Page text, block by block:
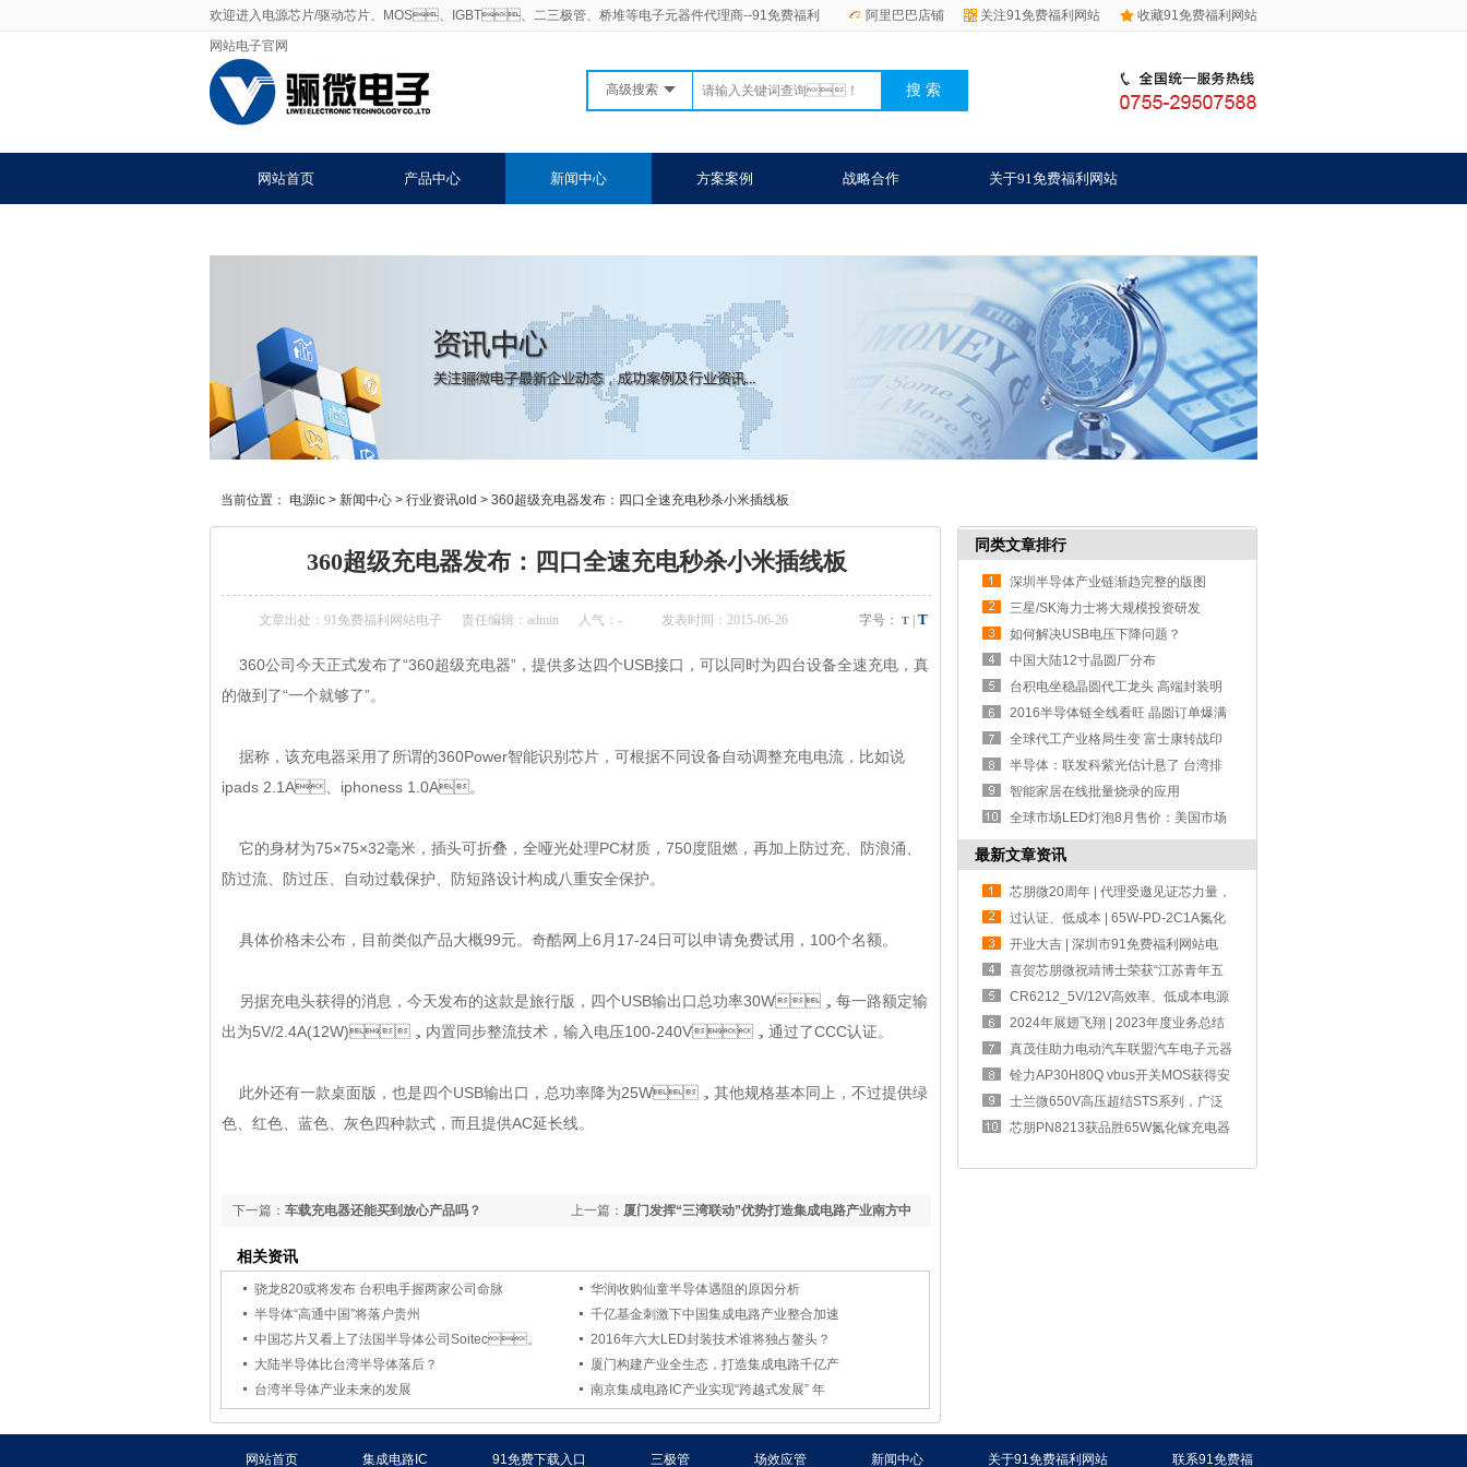
阿里巴巴店铺 关注91免费福利网站 收藏91免费福利网站
欢迎进入电源芯片/驱动芯片、MOS、IGBT、二三极管、桥堆等电子元器件代理商--91免费福利
网站电子官网
高级搜索
网站首页 产品中心 新闻中心 方案案例 战略合作 关于91免费福利网站
当前位置： 电源ic > 新闻中心 > 行业资讯old > 360超级充电器发布：四口全速充电秒杀小米插线板
360超级充电器发布：四口全速充电秒杀小米插线板
字号： T T
文章出处： 91免费福利网站电子 责任编辑：admin 人气： - 发表时间：2015-06-26
360公司今天正式发布了“360超级充电器”，提供多达四个USB接口，可以同时为四台设备全速充电，真
的做到了“一个就够了”。
据称，该充电器采用了所谓的360Power智能识别芯片 ，可根据不同设备自动调整充电电流，比如说
ipads 2.1A、iphoness 1.0A。
它的身材为75×75×32毫米，插头可折叠，全哑光处理PC材质，750度阻燃，再加上防过充、防浪涌、
防过流、防过压、自动过载保护、防短路设计构成八重安全保护。
具体价格未公布，目前类似产品大概99元。奇酷网上6月17-24日可以申请免费试用，100个名额。
另据充电头获得的消息，今天发布的这款是旅行版，四个USB输出口总功率30W，每一路额定输
出为5V/2.4A(12W)，内置同步整流技术，输入电压100-240V，通过了CCC认证。
此外还有一款桌面版，也是四个USB输出口，总功率降为25W，其他规格基本同上，不过提供绿
色、红色、蓝色、灰色四种款式，而且提供AC延长线。
上一篇： 厦门发挥“三湾联动”优势打造集成电路产业南方中
下一篇： 车载充电器还能买到放心产品吗？
相关资讯
骁龙820或将发布 台积电手握两家公司命脉
华润收购仙童半导体遇阻的原因分析
半导体“高通中国”将落户贵州
千亿基金刺激下中国集成电路产业整合加速
中国芯片又看上了法国半导体公司Soitec。
2016年六大LED封装技术谁将独占鳌头？
大陆半导体比台湾半导体落后？
厦门构建产业全生态，打造集成电路千亿产
台湾半导体产业未来的发展
南京集成电路IC产业实现“跨越式发展” 年
同类文章排行
深圳半导体产业链渐趋完整的版图
三星/SK海力士将大规模投资研发
DRAM 市场或
如何解决USB电压下降问题？
中国大陆12寸晶圆厂分布
台积电坐稳晶圆代工龙头 高端封装明
年丰收
2016半导体链全线看旺 晶圆订单爆满
全球代工产业格局生变 富士康转战印
度
半导体：联发科紫光估计悬了 台湾排
斥陆资
智能家居在线批量烧录的应用
全球市场LED灯泡8月售价：美国市场
价格最
最新文章资讯
芯朋微20周年 | 代理受邀见证芯力量，
共赴
过认证、低成本 | 65W-PD-2C1A氮化
镓设计方
开业大吉 | 深圳市91免费福利网站电
子-宁波分公司！
喜贺芯朋微祝靖博士荣获“江苏青年五
四奖章
CR6212_5V/12V高效率、低成本电源
方案，完
2024年展翅飞翔 | 2023年度业务总结
交流大
真茂佳助力电动汽车联盟汽车电子元器
件工作
铨力AP30H80Q vbus开关MOS获得安
克67W 2C1A
士兰微650V高压超结STS系列，广泛
应用于消
芯朋PN8213获品胜65W氮化镓充电器
网站首页 集成电路IC 91免费下载入口 三极管 场效应管 新闻中心 关于91免费福利网站 联系91免费福